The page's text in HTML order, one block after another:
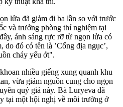
lửa đã giảm đi ba lần so với trước
và trưởng phòng thí nghiệm tại
ánh sáng rực rỡ từ ngọn lửa có
đó có tên là ’Cổng địa ngục’,
cháy yếu ớt".
nhiều giếng xung quanh khu
vừa giảm nguồn cung cho ngọn
quý giá này. Bà Luryeva đã
tại một hội nghị về môi trường ở